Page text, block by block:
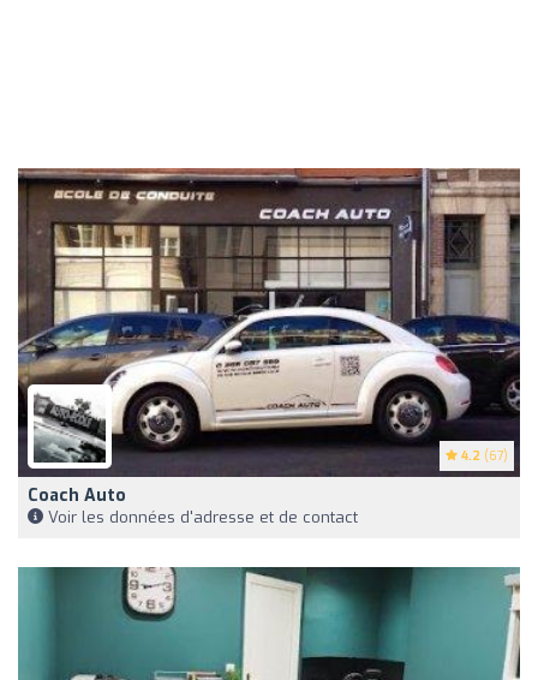
4.2 (67)
Coach Auto
Voir les données d'adresse et de contact